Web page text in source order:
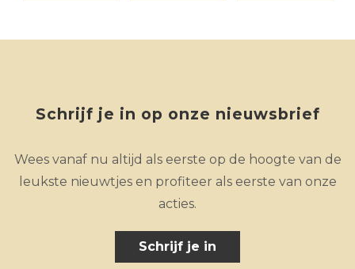
Schrijf je in op onze nieuwsbrief
Wees vanaf nu altijd als eerste op de hoogte van de
leukste nieuwtjes en profiteer als eerste van onze
acties.
Schrijf je in